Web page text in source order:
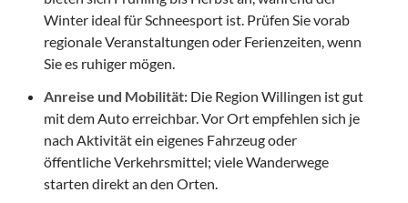
Winter ideal für Schneesport ist. Prüfen Sie vorab
regionale Veranstaltungen oder Ferienzeiten, wenn
Sie es ruhiger mögen.
Anreise und Mobilität: Die Region Willingen ist gut
mit dem Auto erreichbar. Vor Ort empfehlen sich je
nach Aktivität ein eigenes Fahrzeug oder
öffentliche Verkehrsmittel; viele Wanderwege
starten direkt an den Orten.